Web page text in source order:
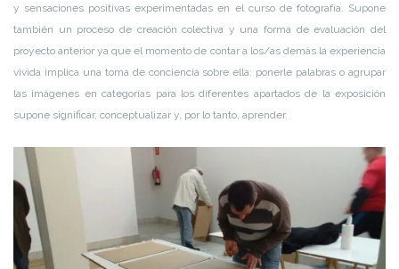
y sensaciones positivas experimentadas en el curso de fotografía. Supone
también un proceso de creación colectiva y una forma de evaluación del
proyecto anterior ya que el momento de contar a los/as demás la experiencia
vivida implica una toma de conciencia sobre ella: ponerle palabras o agrupar
las imágenes en categorías para los diferentes apartados de la exposición
supone significar, conceptualizar y, por lo tanto, aprender.